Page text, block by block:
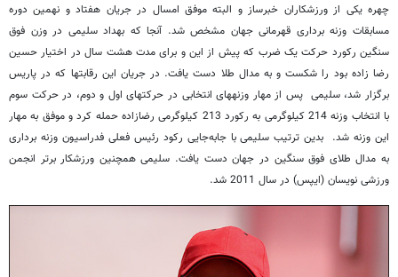
چهره یکی از ورزشکاران خبرساز و البته موفق امسال در جریان هفتاد و نهمین دوره
مسابقات وزنه برداری قهرمانی جهان مشخص شد. آنجا که بهداد سلیمی در وزن فوق
سنگین رکورد حرکت یک ضرب که پیش از این و برای مدت هشت سال در اختیار حسین
رضا زاده بود را شکست و به مدال طلا دست یافت. در جریان این رقابت‎ها که در پاریس
برگزار شد، سلیمی پس از مهار وزنه‏های انتخابی در حرکت‎های اول و دوم، در حرکت سوم
با انتخاب وزنه 214 کیلوگرمی به رکورد 213 کیلوگرمی رضازاده حمله کرد و موفق به مهار
این وزنه شد. بدین ترتیب سلیمی با جابه‌جایی رکود رئیس فعلی فدراسیون وزنه برداری
به مدال طلای فوق سنگین در جهان دست یافت. سلیمی همچنین ورزشکار برتر انجمن
ورزشی نویسان (ایپس) در سال 2011 شد.